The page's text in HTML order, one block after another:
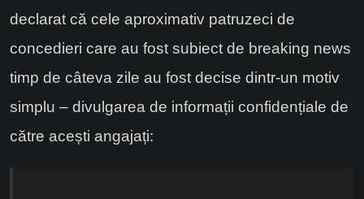
declarat că cele aproximativ patruzeci de
concedieri care au fost subiect de breaking news
timp de câteva zile au fost decise dintr-un motiv
simplu – divulgarea de informații confidențiale de
către acești angajați: